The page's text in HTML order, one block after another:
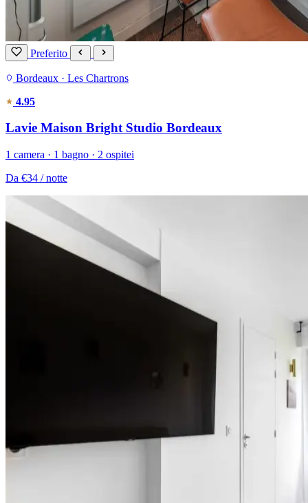
Preferito
Bordeaux · Les Chartrons
4.95
Lavie Maison Bright Studio Bordeaux
1 camera · 1 bagno · 2 ospitei
Da €34 / notte